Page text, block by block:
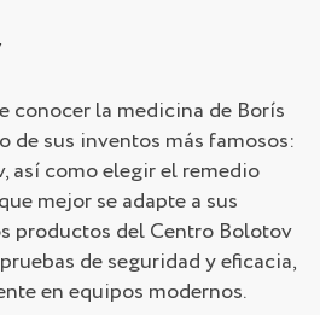
conocer la medicina de Borís
de sus inventos más famosos:
así como elegir el remedio
mejor se adapte a sus
productos del Centro Bolotov
de seguridad y eficacia,
en equipos modernos.